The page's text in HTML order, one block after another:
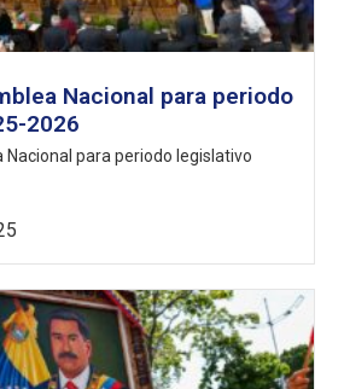
Nacional para periodo
2026
Nacional para periodo legislativo